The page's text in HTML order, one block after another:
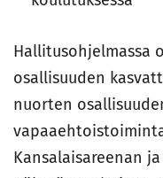
Hallitusohjelmassa
osallisuuden
nuorten
Kansalaisareenan